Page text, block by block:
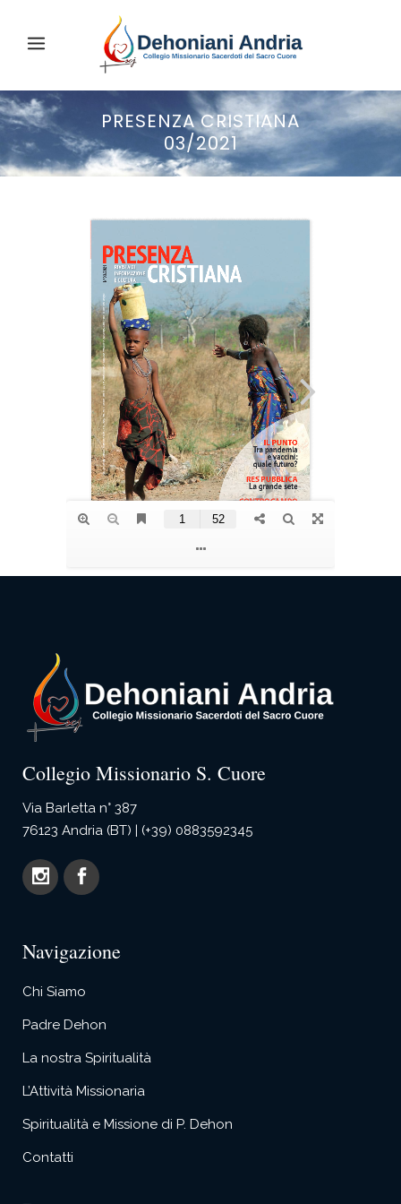
PRESENZA CRISTIANA
03/2021
Collegio Missionario S. Cuore
Via Barletta n° 387
76123 Andria (BT) | (+39) 0883592345
Navigazione
Chi Siamo
Padre Dehon
La nostra Spiritualità
L’Attività Missionaria
Spiritualità e Missione di P. Dehon
Contatti